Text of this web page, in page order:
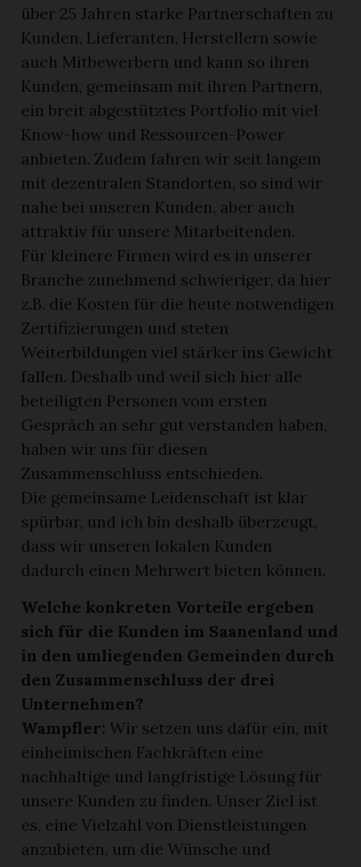
über 25 Jahren starke Partnerschaften zu
Kunden, Lieferanten, Herstellern sowie
auch Mitbewerbern und kann so ihren
Kunden, gemeinsam mit ihren Partnern,
ein breit abgestütztes Portfolio mit viel
Know-how und Ressourcen-Power
anbieten. Zudem fahren wir seit langem
mit dezentralen Standorten, so sind wir
nahe bei unseren Kunden, aber auch
attraktiv für unsere Mitarbeitenden.
Für kleinere Firmen wird es in unserer
Branche zunehmend schwieriger, da hier
z.B. die Kosten für die heute notwendigen
Zertifizierungen und steten
Weiterbildungen viel stärker ins Gewicht
fallen. Deshalb und weil sich hier alle
beteiligten Personen vom ersten
Gespräch an sehr gut verstanden haben,
haben wir uns für diesen
Zusammenschluss entschieden.
Die gemeinsame Leidenschaft ist klar
spürbar, und ich bin deshalb überzeugt,
dass wir unseren lokalen Kunden
dadurch einen Mehrwert bieten können.
Welche konkreten Vorteile ergeben
sich für die Kunden im Saanenland und
in den umliegenden Gemeinden durch
den Zusammenschluss der drei
Unternehmen?
Wampfler: Wir setzen uns dafür ein, mit
einheimischen Fachkräften eine
nachhaltige und langfristige Lösung für
unsere Kunden zu finden. Unser Ziel ist
es, eine Vielzahl von Dienstleistungen
anzubieten, um die Wünsche und